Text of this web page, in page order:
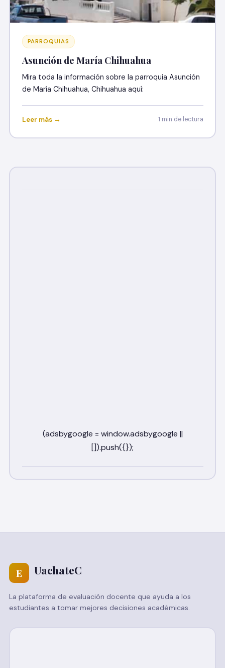
PARROQUIAS
Asunción de María Chihuahua
Mira toda la información sobre la parroquia Asunción
de María Chihuahua, Chihuahua aquí:
Leer más → 1 min de lectura
E UachateC
La plataforma de evaluación docente que ayuda a los
estudiantes a tomar mejores decisiones académicas.